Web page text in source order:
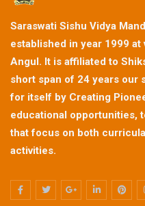
Saraswati Sishu Vidya
established in year 1999 at
Angul. It is affiliated to
short span of 24 years our
for itself by Creating
educational opportunities,
that focus on both
activities.